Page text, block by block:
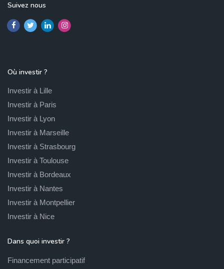
Suivez nous
Où investir ?
Investir à Lille
Investir à Paris
Investir à Lyon
Investir à Marseille
Investir à Strasbourg
Investir à Toulouse
Investir à Bordeaux
Investir à Nantes
Investir à Montpellier
Investir à Nice
Dans quoi investir ?
Financement participatif